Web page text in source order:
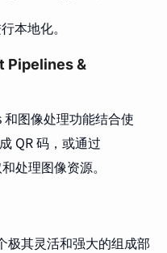
本地化。
Pipelines &
图像处理功能结合使
QR 码，或通过
处理图像资源。
其灵活和强大的组成部